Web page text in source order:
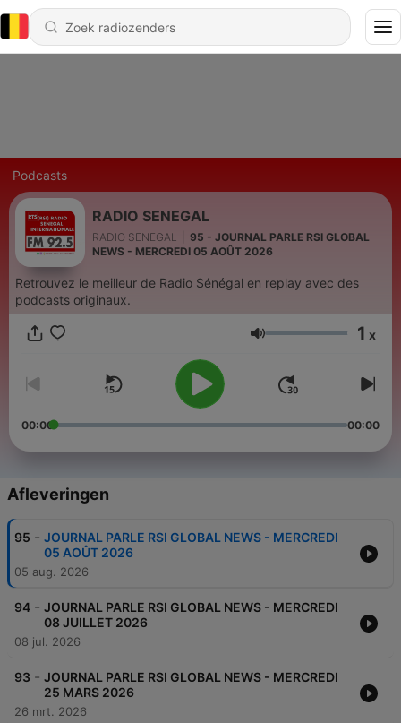
Podcasts
RADIO SENEGAL
RADIO SENEGAL
95 - JOURNAL PARLE RSI GLOBAL
NEWS - MERCREDI 05 AOÛT 2026
Retrouvez le meilleur de Radio Sénégal en replay avec des
podcasts originaux.
Volume 1 x
00:00 00:00
Afleveringen
95 - JOURNAL PARLE RSI GLOBAL NEWS - MERCREDI
05 AOÛT 2026
05 aug. 2026
94 - JOURNAL PARLE RSI GLOBAL NEWS - MERCREDI
08 JUILLET 2026
08 jul. 2026
93 - JOURNAL PARLE RSI GLOBAL NEWS - MERCREDI
25 MARS 2026
26 mrt. 2026